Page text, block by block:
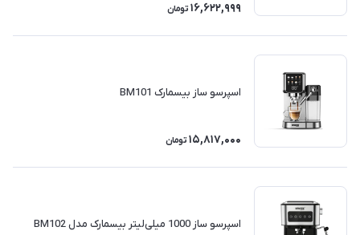
16,622,999 تومان
اسپرسو ساز بیسمارک BM101
15,817,000 تومان
اسپرسو ساز 1000 میلی‌لیتر بیسمارک مدل BM102